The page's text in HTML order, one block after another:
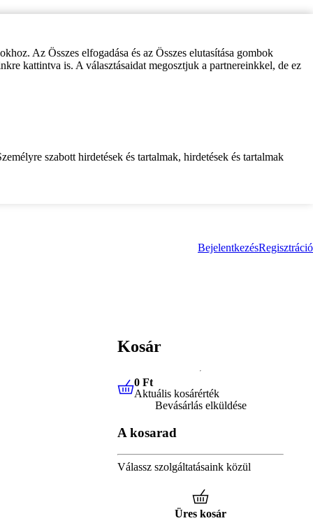
Az Összes elfogadása és az Összes elutasítása gombok
kattintva is. A választásaidat megosztjuk a partnereinkkel, de ez
szabott hirdetések és tartalmak, hirdetések és tartalmak
BejelentkezésRegisztráció
Kosár
0 FtAktuális kosárérték
0 Ft
Aktuális kosárérték
Bevásárlás elküldése
A kosarad
Válassz szolgáltatásaink közül
Üres kosár